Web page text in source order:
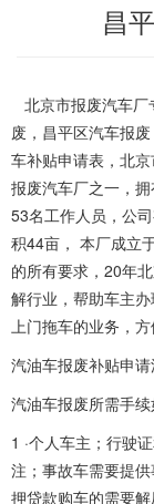
昌
北京市报废汽车厂
废，昌平区汽车报
车补贴申请表，北
报废汽车厂之一，
53名工作人员，公
积44亩， 本厂成立
的所有要求，20年
解行业，帮助车主
上门拖车的业务，
汽油车报废补贴申
汽油车报废所需手续
1 ·个人车主；行驶
注；事故车需要提
押贷款购车的需要解